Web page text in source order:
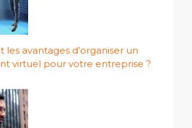
les avantages d’organiser un
virtuel pour votre entreprise ?